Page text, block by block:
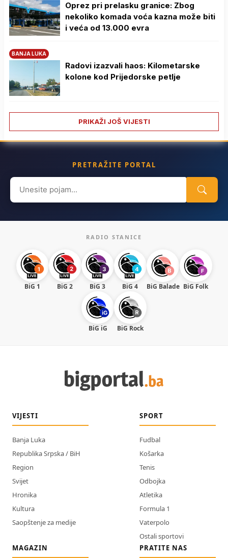
Oprez pri prelasku granice: Zbog
nekoliko komada voća kazna može biti
i veća od 13.000 evra
BANJA LUKA
Radovi izazvali haos: Kilometarske
kolone kod Prijedorske petlje
PRIKAŽI JOŠ VIJESTI
PRETRAŽITE PORTAL
Search
for:
RADIO STANICE
BiG 1 BiG 2 BiG 3 BiG 4 BiG Balade BiG Folk
BiG iG BiG Rock
VIJESTI
Banja Luka
Republika Srpska / BiH
Region
Svijet
Hronika
Kultura
Saopštenje za medije
SPORT
Fudbal
Košarka
Tenis
Odbojka
Atletika
Formula 1
Vaterpolo
Ostali sportovi
MAGAZIN
PRATITE NAS